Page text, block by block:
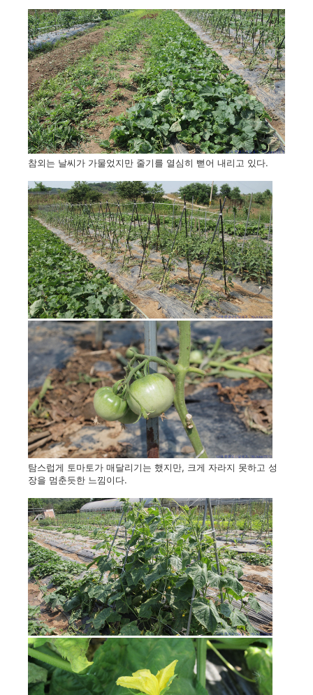
참외는 날씨가 가물었지만 줄기를 열심히 뻗어 내리고 있다.
탐스럽게 토마토가 매달리기는 했지만, 크게 자라지 못하고 성
장을 멈춘듯한 느낌이다.